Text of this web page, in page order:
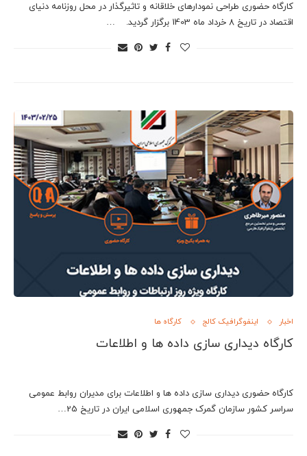
کارگاه حضوری طراحی نمودارهای خلاقانه و تاثیرگذار در محل روزنامه دنیای
اقتصاد در تاریخ 8 خرداد ماه 1403 برگزار گردید. …
اخبار اینفوگرافیک کالج کارگاه ها
کارگاه دیداری سازی داده ها و اطلاعات
کارگاه حضوری دیداری سازی داده ها و اطلاعات برای مدیران روابط عمومی
سراسر کشور سازمان گمرک جمهوری اسلامی ایران در تاریخ 25…